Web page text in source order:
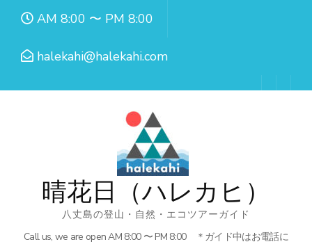
ツ
AM 8:00 〜 PM 8:00
halekahi@halekahi.com
晴花日（ハレカヒ）
八丈島の登山・自然・エコツアーガイド
Call us, we are open AM 8:00 〜 PM 8:00 ＊ガイド中はお電話に